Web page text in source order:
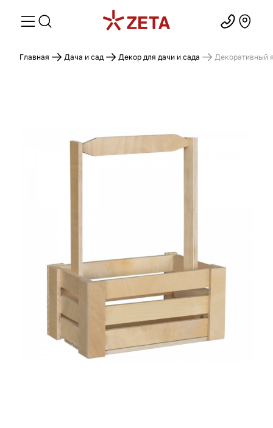
Главная Дача и сад Декор для дачи и сада Декоративный